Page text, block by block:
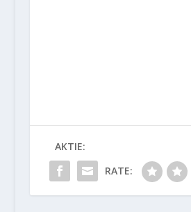
AKTIE:
RATE: